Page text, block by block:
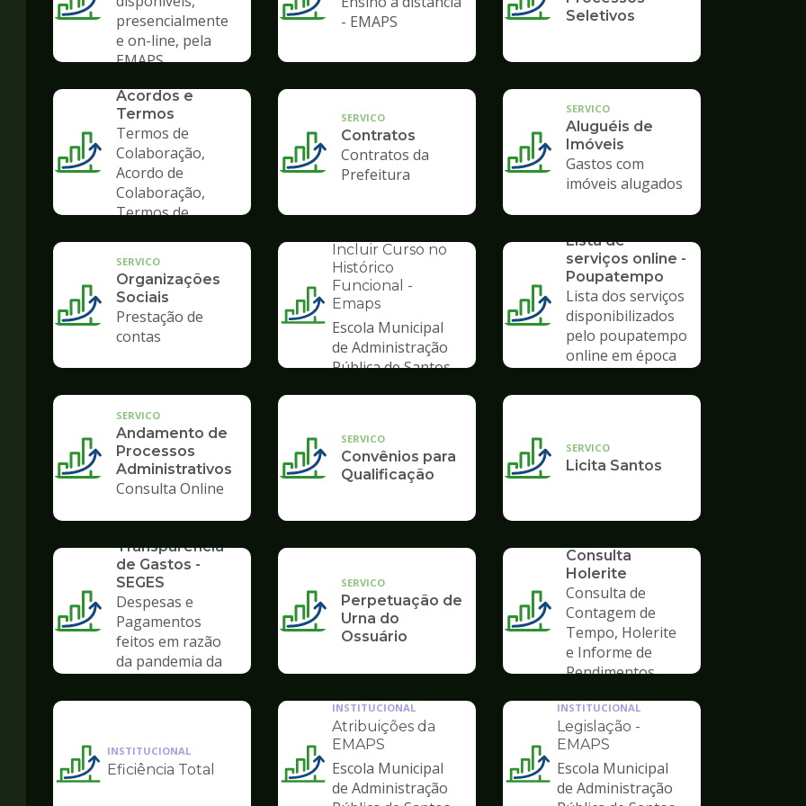
presencialmente
e on-line, pela
EMAPS
- EMAPS
Seletivos
SERVICO
Acordos e
Termos
Termos de
Colaboração,
Acordo de
Colaboração,
Termos de
SERVICO
Contratos
Contratos da
Prefeitura
SERVICO
Aluguéis de
Imóveis
Gastos com
imóveis alugados
SERVICO
Organizações
Sociais
Prestação de
contas
Ilustração
pagina
de
Gestão
Incluir Curso no
Histórico
Funcional -
Emaps
Escola Municipal
de Administração
Pública de Santos
Lista de
serviços online -
Poupatempo
Lista dos serviços
disponibilizados
pelo poupatempo
online em época
SERVICO
Andamento de
Processos
Administrativos
Consulta Online
SERVICO
Convênios para
Qualificação
SERVICO
Licita Santos
Transparência
de Gastos -
SEGES
Despesas e
Pagamentos
feitos em razão
da pandemia da
SERVICO
Perpetuação de
Urna do
Ossuário
Consulta
Holerite
Consulta de
Contagem de
Tempo, Holerite
e Informe de
Rendimentos
Ilustração
INSTITUCIONAL
Eficiência Total
Ilustração
INSTITUCIONAL
Atribuições da
EMAPS
Escola Municipal
de Administração
Ilustração
INSTITUCIONAL
Legislação -
EMAPS
Escola Municipal
de Administração